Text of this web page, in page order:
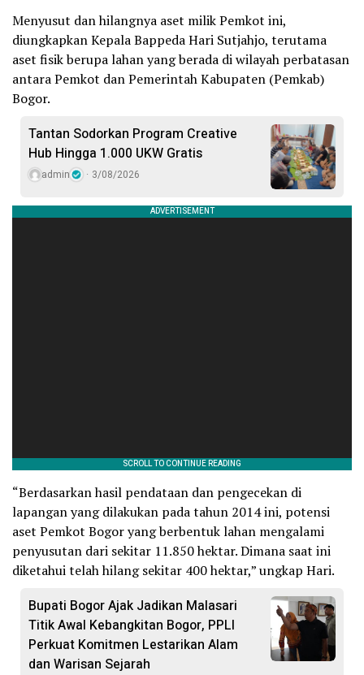
Menyusut dan hilangnya aset milik Pemkot ini,
diungkapkan Kepala Bappeda Hari Sutjahjo, terutama
aset fisik berupa lahan yang berada di wilayah perbatasan
antara Pemkot dan Pemerintah Kabupaten (Pemkab)
Bogor.
Tantan Sodorkan Program Creative
Hub Hingga 1.000 UKW Gratis
admin 3/08/2026
“Berdasarkan hasil pendataan dan pengecekan di
lapangan yang dilakukan pada tahun 2014 ini, potensi
aset Pemkot Bogor yang berbentuk lahan mengalami
penyusutan dari sekitar 11.850 hektar. Dimana saat ini
diketahui telah hilang sekitar 400 hektar,” ungkap Hari.
Bupati Bogor Ajak Jadikan Malasari
Titik Awal Kebangkitan Bogor, PPLI
Perkuat Komitmen Lestarikan Alam
dan Warisan Sejarah